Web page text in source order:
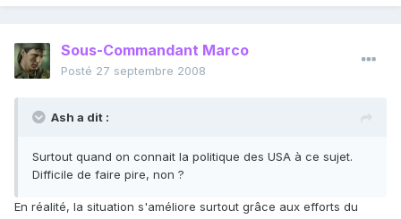
Sous-Commandant Marco
Posté 27 septembre 2008
Ash a dit :
Surtout quand on connait la politique des USA à ce sujet.
Difficile de faire pire, non ?
En réalité, la situation s'améliore surtout grâce aux efforts du